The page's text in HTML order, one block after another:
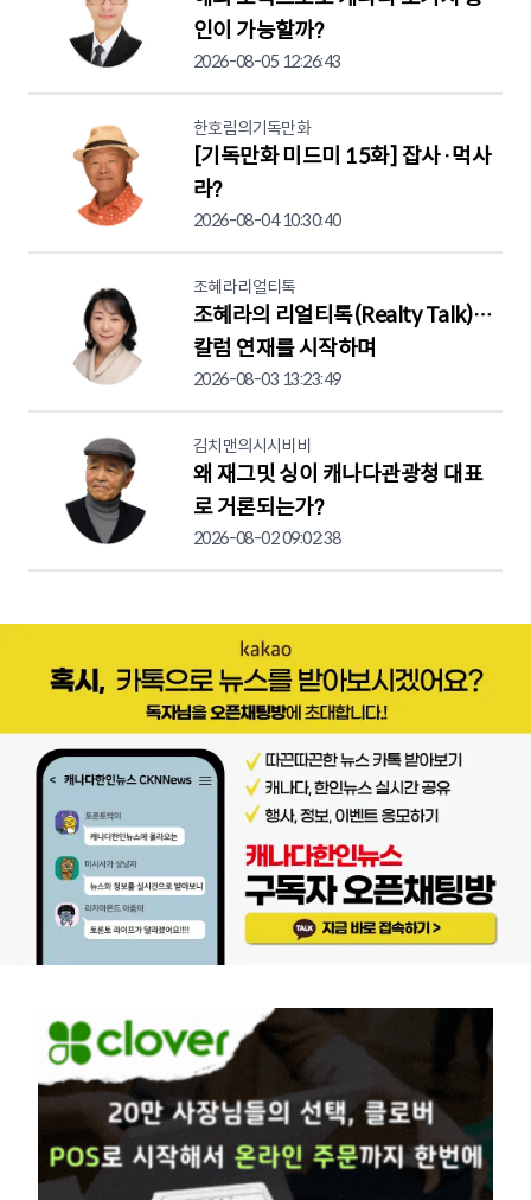
인이 가능할까?
2026-08-05 12:26:43
한호림의기독만화
[기독만화 미드미 15화] 잡사·먹사
라?
2026-08-04 10:30:40
조혜라리얼티톡
조혜라의 리얼티톡(Realty Talk)…
칼럼 연재를 시작하며
2026-08-03 13:23:49
김치맨의시시비비
왜 재그밋 싱이 캐나다관광청 대표
로 거론되는가?
2026-08-02 09:02:38